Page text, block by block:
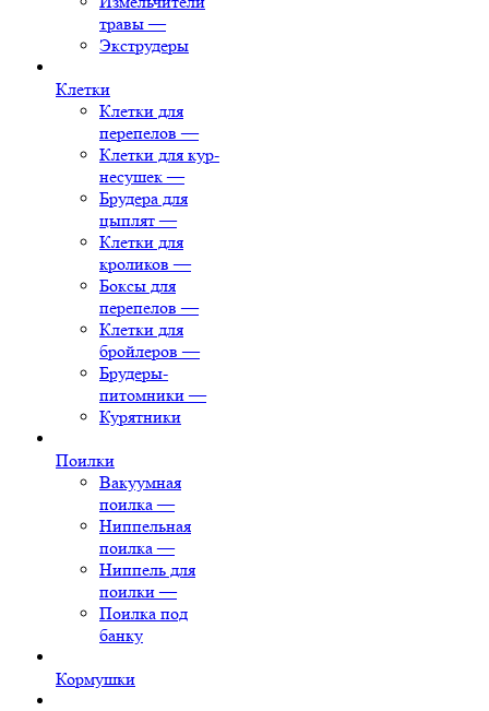
травы —
Экструдеры
Клетки
Клетки для
перепелов —
Клетки для кур-
несушек —
Брудера для
цыплят —
Клетки для
кроликов —
Боксы для
перепелов —
Клетки для
бройлеров —
Брудеры-
питомники —
Курятники
Поилки
Вакуумная
поилка —
Ниппельная
поилка —
Ниппель для
поилки —
Поилка под
банку
Кормушки